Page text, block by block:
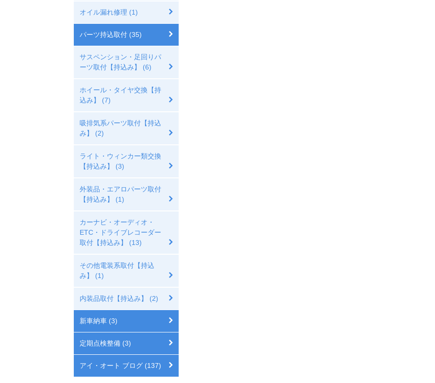
オイル漏れ修理 (1)
パーツ持込取付 (35)
サスペンション・足回りパ
ーツ取付【持込み】 (6)
ホイール・タイヤ交換【持
込み】 (7)
吸排気系パーツ取付【持込
み】 (2)
ライト・ウィンカー類交換
【持込み】 (3)
外装品・エアロパーツ取付
【持込み】 (1)
カーナビ・オーディオ・
ETC・ドライブレコーダー
取付【持込み】 (13)
その他電装系取付【持込
み】 (1)
内装品取付【持込み】 (2)
新車納車 (3)
定期点検整備 (3)
アイ・オート ブログ (137)